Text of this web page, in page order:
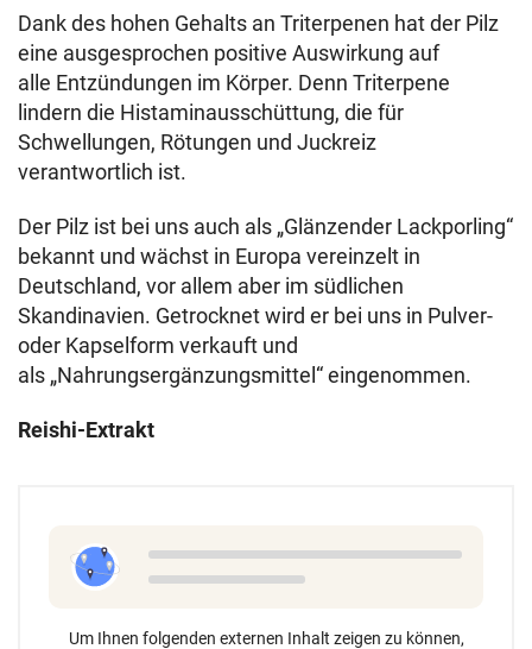
Dank des hohen Gehalts an Triterpenen hat der Pilz
eine ausgesprochen positive Auswirkung auf
alle Entzündungen im Körper. Denn Triterpene
lindern die Histaminausschüttung, die für
Schwellungen, Rötungen und Juckreiz
verantwortlich ist.
Der Pilz ist bei uns auch als „Glänzender Lackporling“
bekannt und wächst in Europa vereinzelt in
Deutschland, vor allem aber im südlichen
Skandinavien. Getrocknet wird er bei uns in Pulver-
oder Kapselform verkauft und
als „Nahrungsergänzungsmittel“ eingenommen.
Reishi-Extrakt
Um Ihnen folgenden externen Inhalt zeigen zu können,